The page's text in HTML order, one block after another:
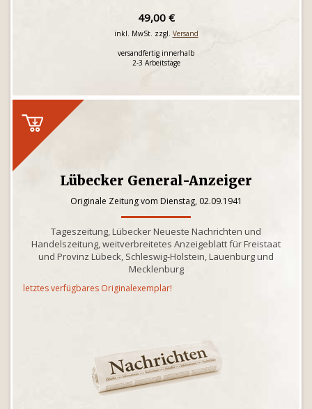
49,00 €
inkl. MwSt. zzgl. Versand
versandfertig innerhalb
2-3 Arbeitstage
Lübecker General-Anzeiger
Originale Zeitung vom Dienstag, 02.09.1941
Tageszeitung, Lübecker Neueste Nachrichten und
Handelszeitung, weitverbreitetes Anzeigeblatt für Freistaat
und Provinz Lübeck, Schleswig-Holstein, Lauenburg und
Mecklenburg
letztes verfügbares Originalexemplar!